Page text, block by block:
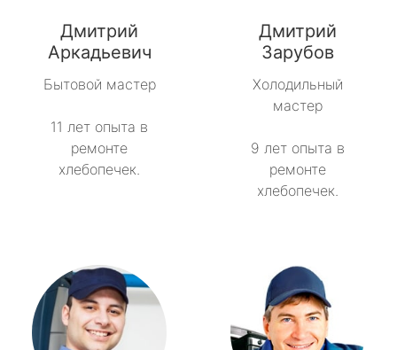
Дмитрий
Аркадьевич
Бытовой мастер
11 лет опыта в
ремонте
хлебопечек.
Дмитрий
Зарубов
Холодильный
мастер
9 лет опыта в
ремонте
хлебопечек.